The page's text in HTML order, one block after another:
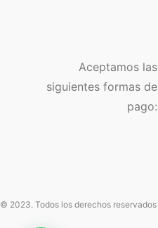
Aceptamos las
siguientes formas de
pago:
© 2023. Todos los derechos reservados